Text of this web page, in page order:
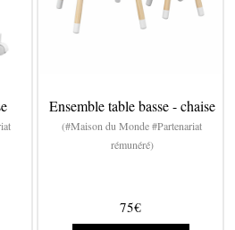
Ensemble table basse - chaise
(#Maison du Monde #Partenariat
rémunéré)
75€